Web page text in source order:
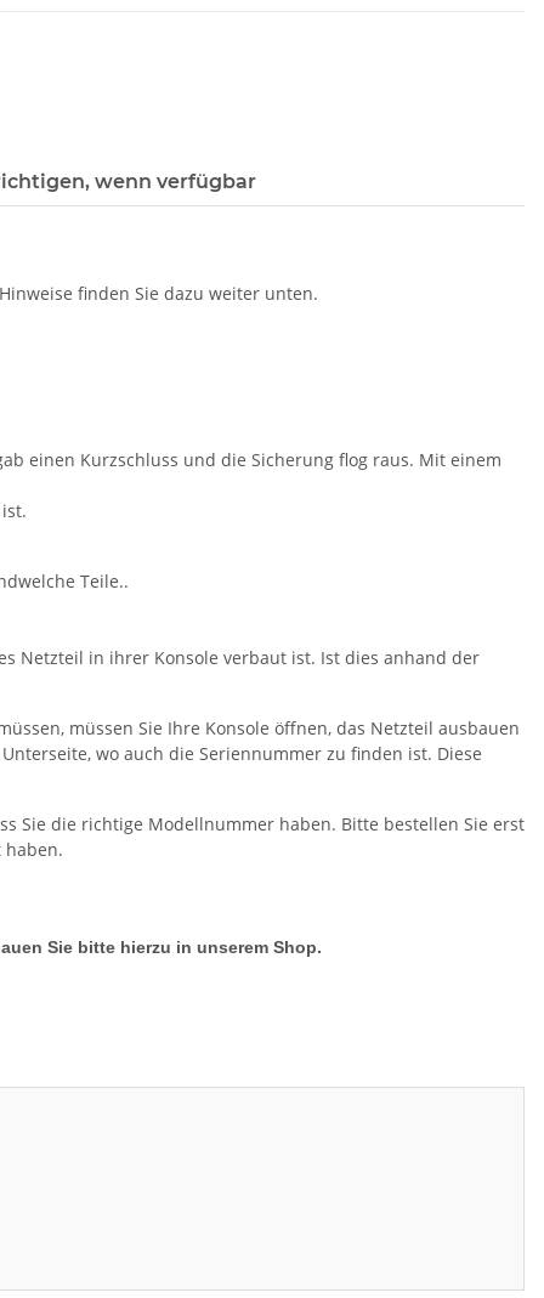
wenn verfügbar
finden Sie dazu weiter unten.
einen Kurzschluss und die Sicherung flog raus. Mit einem
Teile..
Netzteil in ihrer Konsole verbaut ist. Ist dies anhand der
müssen Sie Ihre Konsole öffnen, das Netzteil ausbauen
wo auch die Seriennummer zu finden ist. Diese
Sie die richtige Modellnummer haben. Bitte bestellen Sie erst
haben.
Sie bitte hierzu in unserem Shop.